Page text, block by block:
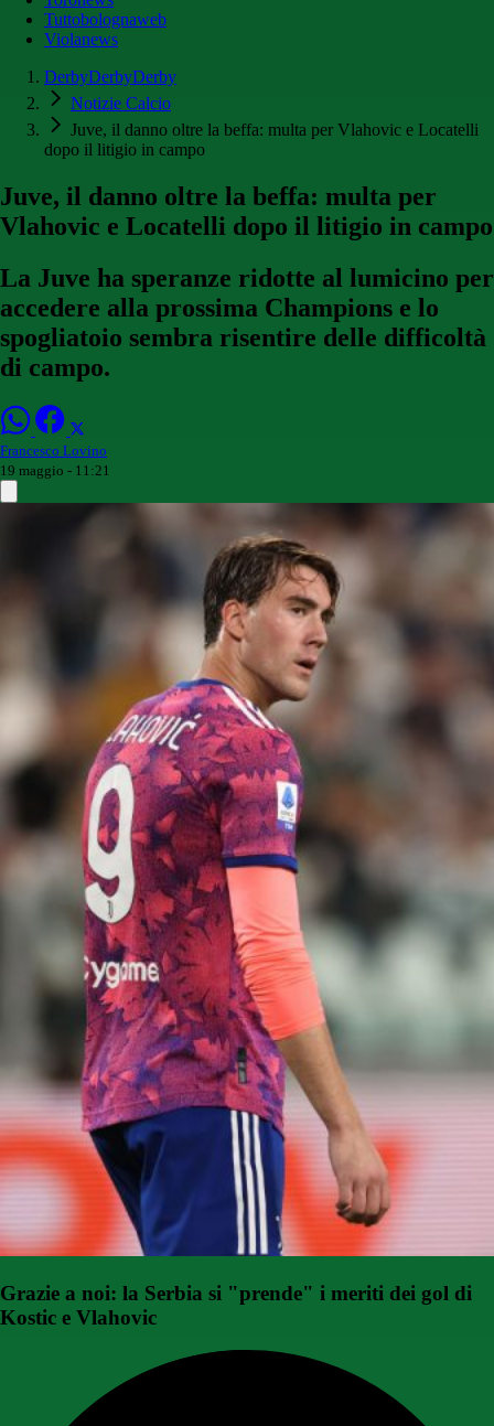
Tuttobolognaweb
Violanews
DerbyDerbyDerby
Notizie Calcio
Juve, il danno oltre la beffa: multa per Vlahovic e Locatelli
dopo il litigio in campo
Juve, il danno oltre la beffa: multa per
Vlahovic e Locatelli dopo il litigio in campo
La Juve ha speranze ridotte al lumicino per
accedere alla prossima Champions e lo
spogliatoio sembra risentire delle difficoltà
di campo.
Francesco Lovino
19 maggio - 11:21
Grazie a noi: la Serbia si "prende" i meriti dei gol di
Kostic e Vlahovic